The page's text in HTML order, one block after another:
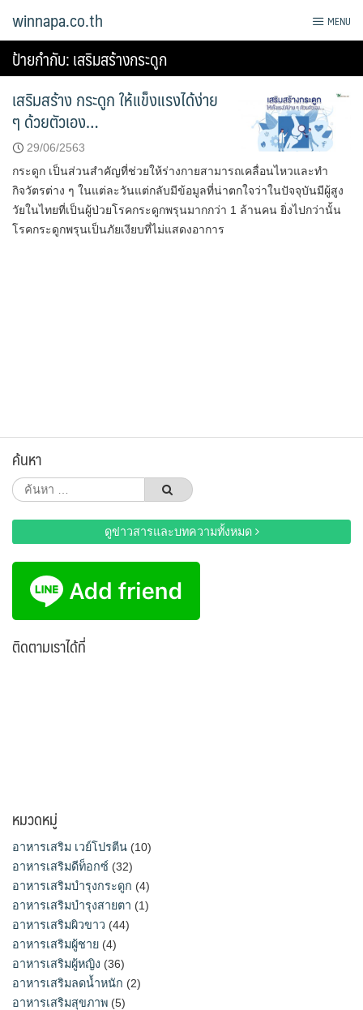
winnapa.co.th MENU
ป้ายกำกับ:เสริมสร้างกระดูก
เสริมสร้าง กระดูก ให้แข็งแรงได้ง่าย
ๆ ด้วยตัวเอง…
29/06/2563
กระดูก เป็นส่วนสำคัญที่ช่วยให้ร่างกายสามารถเคลื่อนไหวและทำ
กิจวัตรต่าง ๆ ในแต่ละวันแต่กลับมีข้อมูลที่น่าตกใจว่าในปัจจุบันมีผู้สูง
วัยในไทยที่เป็นผู้ป่วยโรคกระดูกพรุนมากกว่า 1 ล้านคน ยิ่งไปกว่านั้น
โรคกระดูกพรุนเป็นภัยเงียบที่ไม่แสดงอาการ
ค้นหา
ค้นหา
สำหรับ:
ดูข่าวสารและบทความทั้งหมด
ติดตามเราได้ที่
หมวดหมู่
อาหารเสริม เวย์โปรตีน (10)
อาหารเสริมดีท็อกซ์ (32)
อาหารเสริมบำรุงกระดูก (4)
อาหารเสริมบำรุงสายตา (1)
อาหารเสริมผิวขาว (44)
อาหารเสริมผู้ชาย (4)
อาหารเสริมผู้หญิง (36)
อาหารเสริมลดน้ำหนัก (2)
อาหารเสริมสุขภาพ (5)